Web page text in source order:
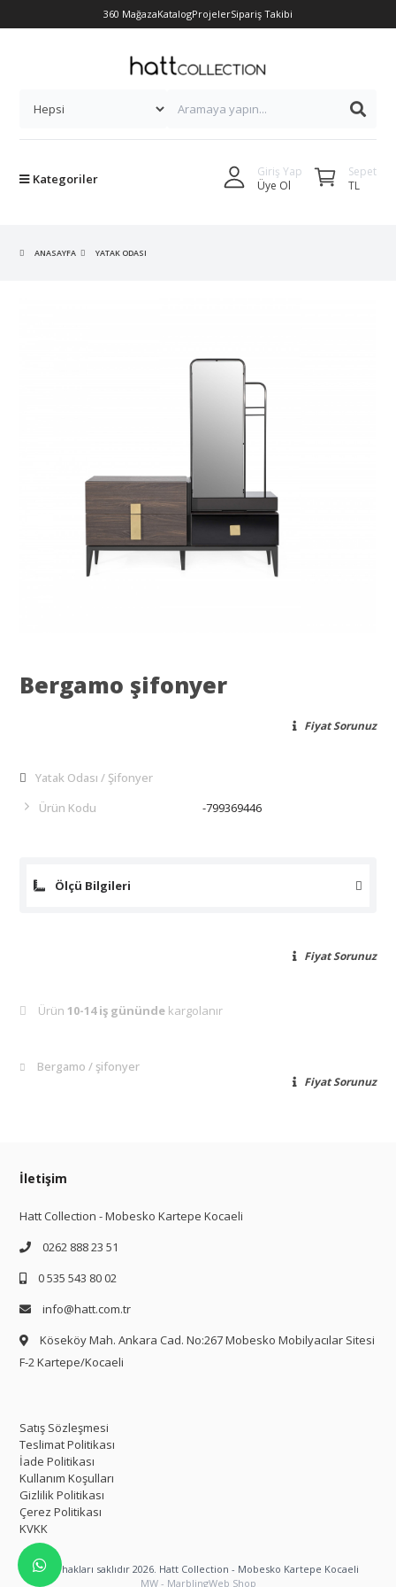
360 MağazaKatalogProjelerSipariş Takibi
Kategoriler
Giriş Yap
Üye Ol
Sepet
TL
ANASAYFA YATAK ODASI
Bergamo şifonyer
Fiyat Sorunuz
Yatak Odası
Şifonyer
Ürün Kodu
-799369446
Ölçü Bilgileri
Fiyat Sorunuz
Ürün10-14 iş gününde kargolanır
Bergamo şifonyer
Fiyat Sorunuz
İletişim
Hatt Collection - Mobesko Kartepe Kocaeli
0262 888 23 51
0 535 543 80 02
info@hatt.com.tr
Köseköy Mah. Ankara Cad. No:267 Mobesko Mobilyacılar Sitesi
F-2 Kartepe/Kocaeli
Satış Sözleşmesi
Teslimat Politikası
İade Politikası
Kullanım Koşulları
Gizlilik Politikası
Çerez Politikası
KVKK
Tüm hakları saklıdır 2026. Hatt Collection - Mobesko Kartepe Kocaeli
MW - MarblingWeb Shop